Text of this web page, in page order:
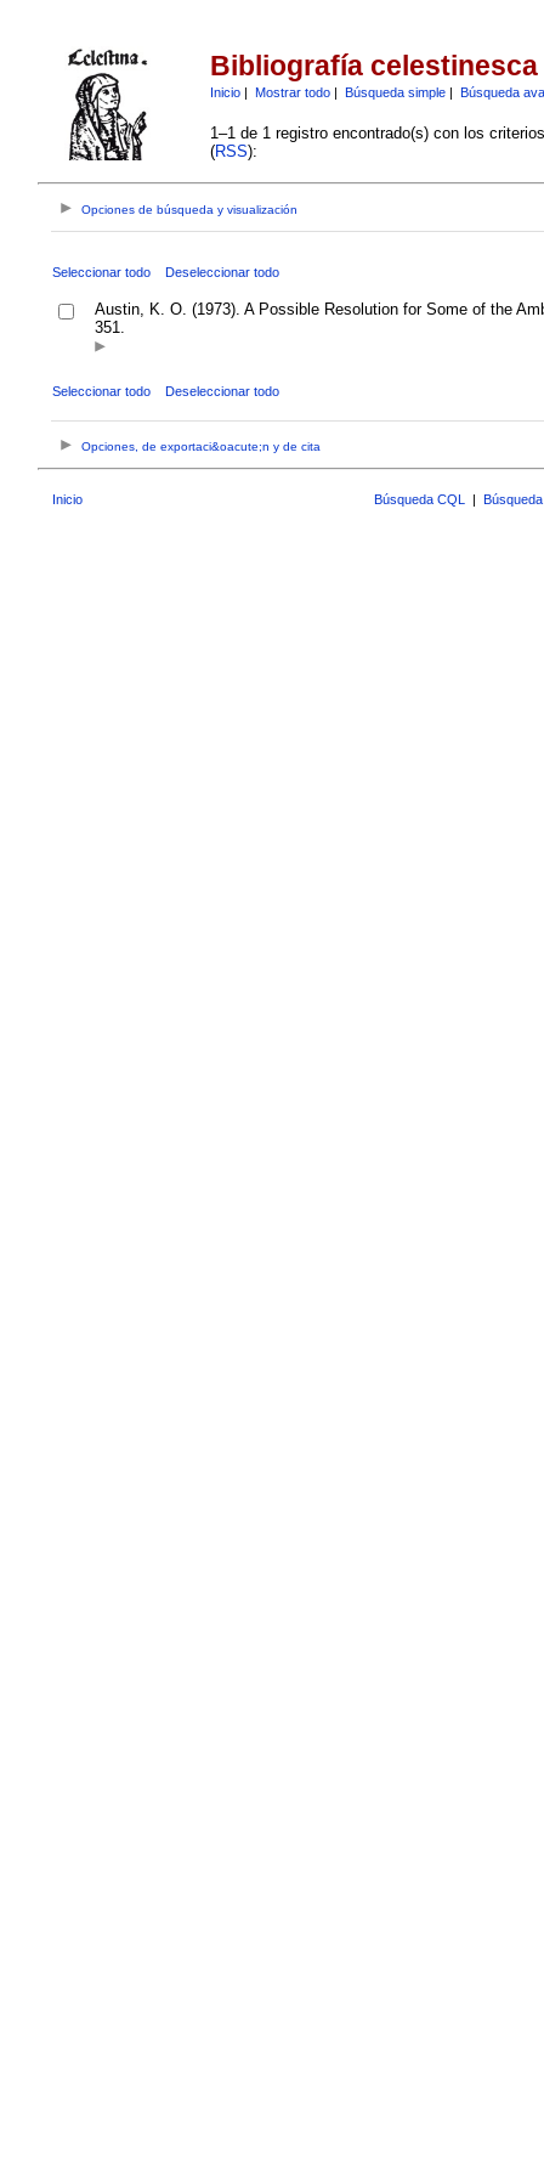
Bibliografía celestinesca
Inicio| Mostrar todo| Búsqueda simple| Búsqueda
1–1 de 1 registro encontrado(s) con los
(RSS):
Opciones de búsqueda y visualización
Seleccionar todo Deseleccionar todo
Austin, K. O. (1973). A Possible Resolution for Some of the
351.
Seleccionar todo Deseleccionar todo
Opciones, de exportaci&oacute;n y de cita
Inicio Búsqueda CQL |